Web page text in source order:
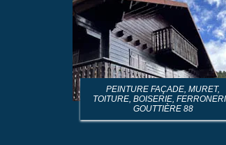
PEINTURE FAÇADE, MURET,
TOITURE, BOISERIE,
GOUTTIÈRE 88